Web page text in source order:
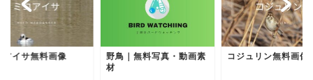
アイサ無料画像
野鳥｜無料写真・動画素
材
コジュリン無料画像